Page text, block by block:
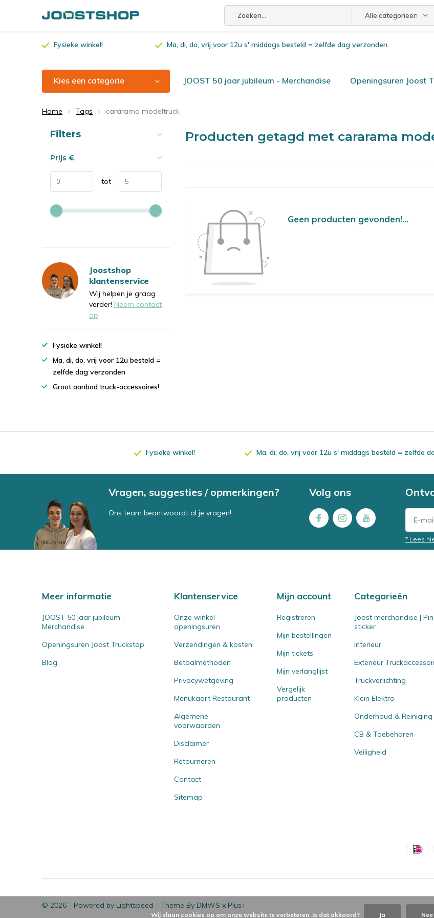
Alle categorieën
Fysieke winkel! Ma, di, do, vrij voor 12u s' middags besteld = zelfde dag verzonden.
Kies een categorie JOOST 50 jaar jubileum - Merchandise Openingsuren Joost
Home Tags cararama modeltruck
Producten getagd met cararama
Geen producten gevonden!...
Sorteren op:
Filters
Prijs €
tot
Joostshop
klantenservice
Wij helpen je graag
verder! Neem contact
op
Fysieke winkel!
Ma, di, do, vrij voor 12u besteld =
zelfde dag verzonden
Groot aanbod truck-accessoires!
Fysieke winkel! Ma, di, do, vrij voor 12u s' middags besteld = zelfde
Vragen, suggesties / opmerkingen?
Ons team beantwoordt al je vragen!
Volg ons
* Lees
Meer informatie
JOOST 50 jaar jubileum -
Merchandise
Openingsuren Joost Truckstop
Blog
Klantenservice
Onze winkel -
openingsuren
Verzendingen & kosten
Betaalmethoden
Privacywetgeving
Menukaart Restaurant
Algemene
voorwaarden
Disclaimer
Retourneren
Contact
Sitemap
Mijn account
Registreren
Mijn bestellingen
Mijn tickets
Mijn verlanglijst
Vergelijk
producten
Categorieën
Joost merchandise |
sticker
Interieur
Exterieur
Truckverlichting
Klein Elektro
Onderhoud & Reiniging
CB & Toebehoren
Veiligheid
© 2026 - Powered by Lightspeed - Theme By DMWS x Plus+
Wij slaan cookies op om onze website te verbeteren. Is dat akkoord? Ja Nee